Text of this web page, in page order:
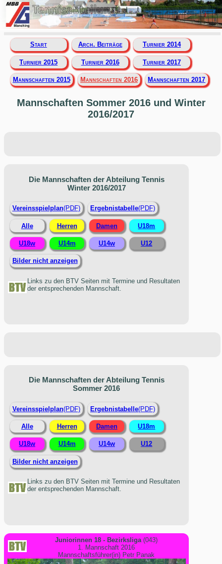
Start Arch. Beiträge Turnier 2014
Turnier 2015 Turnier 2016 Turnier 2017
Mannschaften 2015 Mannschaften 2016 Mannschaften 2017
Mannschaften Sommer 2016 und Winter
2016/2017
Die Mannschaften der Abteilung Tennis
Winter 2016/2017
Vereinsspielplan(PDF) Ergebnistabelle(PDF)
Alle Herren Damen U18m
U18w U14m U14w U12
Bilder nicht anzeigen
Links zu den BTV Seiten mit Termine und Resultaten
der entsprechenden Mannschaft.
Die Mannschaften der Abteilung Tennis
Sommer 2016
Vereinsspielplan(PDF) Ergebnistabelle(PDF)
Alle Herren Damen U18m
U18w U14m U14w U12
Bilder nicht anzeigen
Links zu den BTV Seiten mit Termine und Resultaten
der entsprechenden Mannschaft.
Juniorinnen 18 - Bezirksliga(043)
1. Mannschaft 2016
Mannschaftsführer(in) Petr Panak